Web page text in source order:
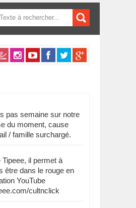
DE
pas semaine sur notre
du moment, cause
/ famille surchargé.
il permet à
être dans le rouge en
YouTube
cultnclick